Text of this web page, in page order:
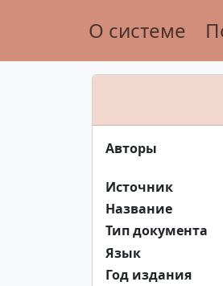
О системе
Авторы
Источник
Название
Тип документа
Язык
Год издания